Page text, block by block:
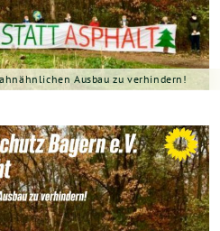
Ausbau zu verhindern!